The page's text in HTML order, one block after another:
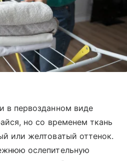
в первозданном виде
но со временем ткань
или желтоватый оттенок.
ослепительную